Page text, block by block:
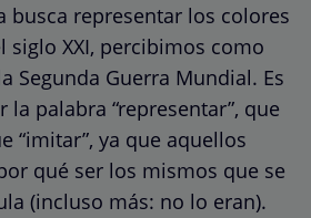
busca representar los colores
siglo XXI, percibimos como
Segunda Guerra Mundial. Es
palabra “representar”, que
“imitar”, ya que aquellos
qué ser los mismos que se
(incluso más: no lo eran).